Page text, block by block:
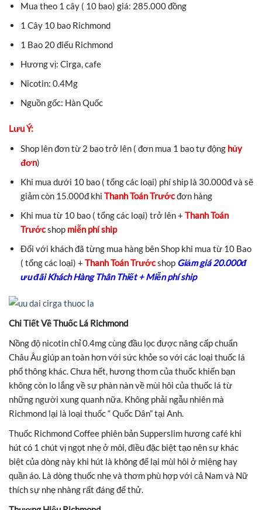
Mua theo 1 cây ( 10 bao) giá: 285.000 đồng
1 Cây 10 bao Richmond
1 Bao 20 điếu Richmond
Hương vị: Cirga, cafe
Nicotin: 0.4Mg
Nguồn gốc: Hàn Quốc
Lưu Ý:
Shop lên đơn từ 2 bao trở lên ( đơn mua 1 bao tự động hủy
đơn)
Khi mua dưới 10 bao ( tổng các loại) phí ship là 30.000đ và sẽ
giảm còn 15.000đ khi Thanh Toán Trướcđơn hàng
Khi mua từ 10 bao ( tổng các loại) trở lên + Thanh Toán
Trướcshopmiễn phí ship
Đối với khách đã từng mua hàng bên Shop khi mua từ 10 Bao
( tổng các loại) + Thanh Toán Trướcshop Giảm giá 20.000đ
ưu đãi Khách Hàng Thân Thiết + Miễn phí ship
Chi Tiết Về Thuốc Lá Richmond
Nồng độ nicotin chỉ 0.4mg cùng đầu lọc được nâng cấp chuẩn
Châu Âu giúp an toàn hơn với sức khỏe so với các loại thuốc lá
phổ thông khác. Chưa hết, hương thơm của thuốc khiến bạn
không còn lo lắng về sự phàn nàn về mùi hôi của thuốc lá từ
những người xung quanh nữa. Không phải ngẫu nhiên mà
Richmond lại là loại thuốc “ Quốc Dân” tại Anh.
Thuốc Richmond Coffee phiên bản Supperslim hương café khi
hút có 1 chút vị ngọt nhẹ ở môi, điều đặc biệt tạo nên sự khác
biệt của dòng này khi hút là không để lại mùi hôi ở miệng hay
quần áo. Là dòng thuốc nhẹ và thơm phù hợp với cả Nam và Nữ
thích sự nhẹ nhàng rất đáng để thử.